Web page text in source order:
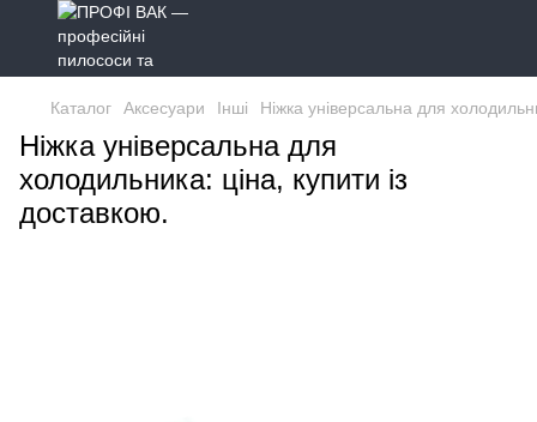
Каталог Аксесуари Інші Ніжка універсальна для
Ніжка універсальна для
холодильника: ціна, купити із
доставкою.